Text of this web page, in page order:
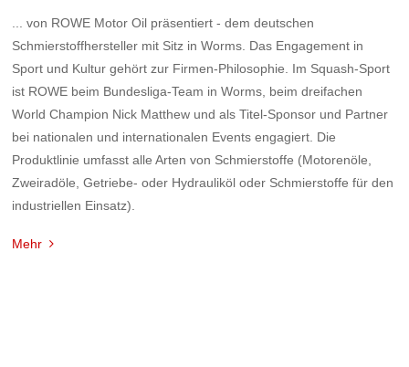
... von ROWE Motor Oil präsentiert - dem deutschen
Schmierstoffhersteller mit Sitz in Worms. Das Engagement in
Sport und Kultur gehört zur Firmen-Philosophie. Im Squash-Sport
ist ROWE beim Bundesliga-Team in Worms, beim dreifachen
World Champion Nick Matthew und als Titel-Sponsor und Partner
bei nationalen und internationalen Events engagiert. Die
Produktlinie umfasst alle Arten von Schmierstoffe (Motorenöle,
Zweiradöle, Getriebe- oder Hydrauliköl oder Schmierstoffe für den
industriellen Einsatz).
Mehr